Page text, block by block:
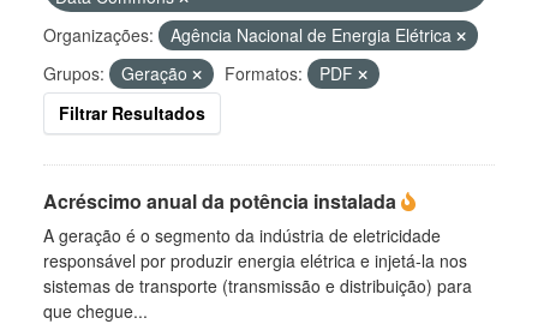
Organizações:
Agência Nacional de Energia Elétrica
Grupos:
Geração Formatos:
PDF
Filtrar Resultados
Acréscimo anual da potência instalada
A geração é o segmento da indústria de eletricidade
responsável por produzir energia elétrica e injetá-la nos
sistemas de transporte (transmissão e distribuição) para
que chegue...